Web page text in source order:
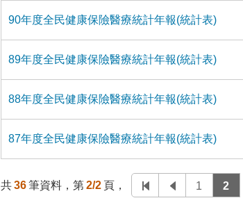
90年度全民健康保險醫療統計年報(統計表)
89年度全民健康保險醫療統計年報(統計表)
88年度全民健康保險醫療統計年報(統計表)
87年度全民健康保險醫療統計年報(統計表)
共 36 筆資料，第 2/2 頁， 1 2